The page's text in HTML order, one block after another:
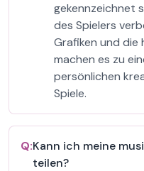
gekennzeichnet
des Spielers
Grafiken und die
machen es zu
persönlichen
Spiele.
Q:Kann ich meine
teilen?